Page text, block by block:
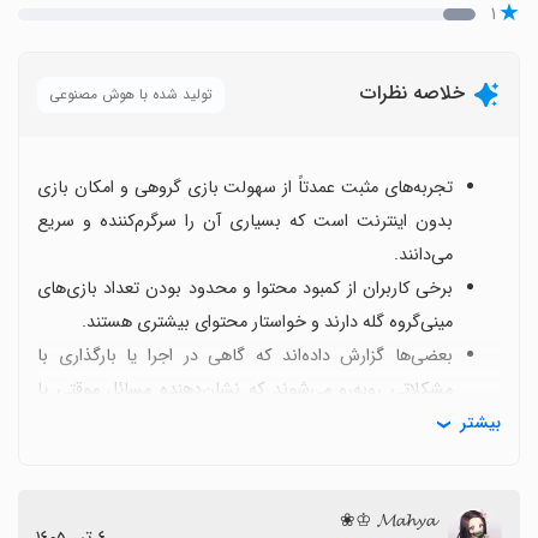
۱
خلاصه نظرات تولید شده با هوش مصنوعی
تجربه‌های مثبت عمدتاً از سهولت بازی گروهی و امکان بازی
بدون اینترنت است که بسیاری آن را سرگرم‌کننده و سریع
می‌دانند.
برخی کاربران از کمبود محتوا و محدود بودن تعداد بازی‌های
مینی‌گروه گله دارند و خواستار محتوای بیشتری هستند.
بعضی‌ها گزارش داده‌اند که گاهی در اجرا یا بارگذاری با
مشکلاتی روبه‌رو می‌شوند که نشان‌دهنده مسائل موقتی یا
ناهماهنگی با دستگاه است.
این عنوان برای جمع‌های 2 تا 4 نفر و زمان‌هایی که اینترنت در
بیشتر
𝓜𝓪𝓱𝔂𝓪 ♔❀